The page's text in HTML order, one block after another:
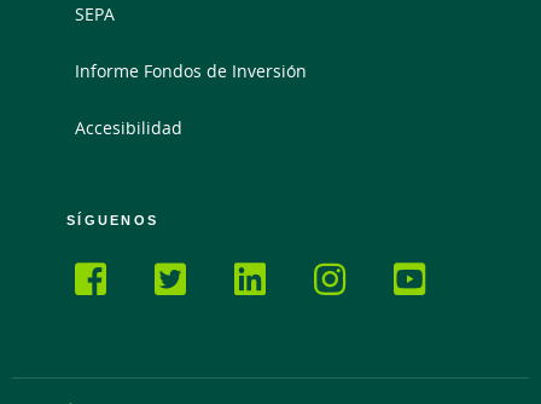
SEPA
Informe Fondos de Inversión
Accesibilidad
SÍGUENOS